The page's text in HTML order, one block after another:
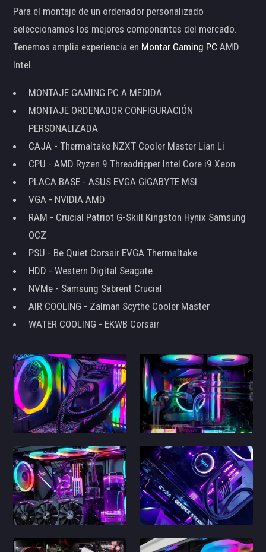
Para el montaje de un ordenador personalizado
seleccionamos los mejores componentes del mercado.
Tenemos amplia experiencia en Montar Gaming PC AMD
Intel.
MONTAJE GAMING PC A MEDIDA
MONTAJE ORDENADOR CONFIGURACIÓN
PERSONALIZADA
CAJA - Thermaltake NZXT Cooler Master Lian Li
CPU - AMD Ryzen 9 Threadripper Intel Core i9 Xeon
PLACA BASE - ASUS EVGA GIGABYTE MSI
VGA - NVIDIA AMD
RAM - Crucial Patriot G-Skill Kingston Hynix Samsung
OCZ
PSU - Be Quiet Corsair EVGA Thermaltake
HDD - Western Digital Seagate
NVMe - Samsung Sabrent Crucial
AIR COOLING - Zalman Scythe Cooler Master
WATER COOLING - EKWB Corsair